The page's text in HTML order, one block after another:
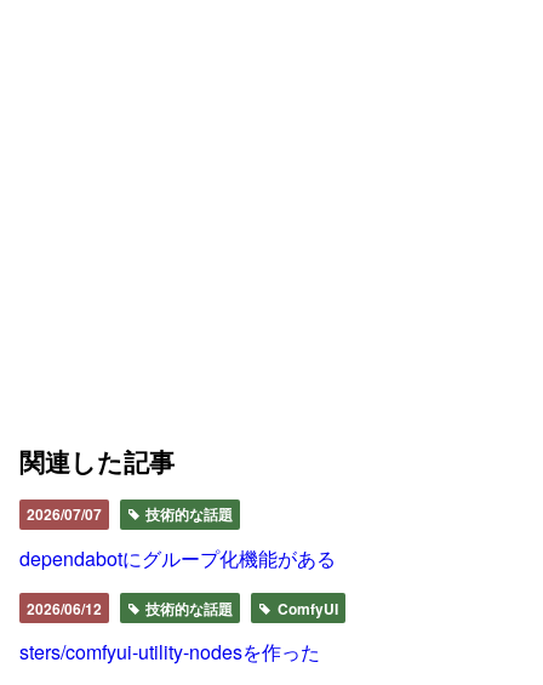
関連した記事
2026/07/07 技術的な話題
dependabotにグループ化機能がある
2026/06/12 技術的な話題 ComfyUI
sters/comfyui-utility-nodesを作った